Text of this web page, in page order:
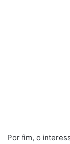
Por fim, o